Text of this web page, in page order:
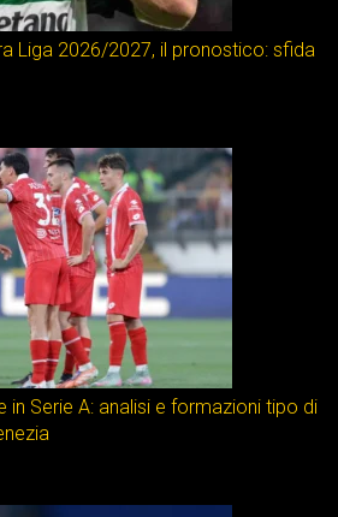
Liga 2026/2027, il pronostico: sfida
in Serie A: analisi e formazioni tipo di